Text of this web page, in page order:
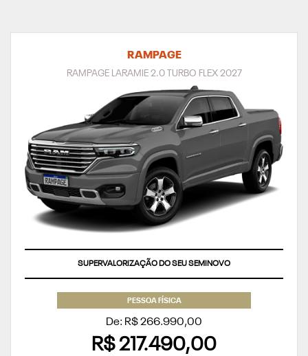
RAMPAGE
RAMPAGE LARAMIE 2.0 TURBO FLEX 2027
SUPERVALORIZAÇÃO DO SEU SEMINOVO
PESSOA FÍSICA
De: R$ 266.990,00
R$ 217.490,00